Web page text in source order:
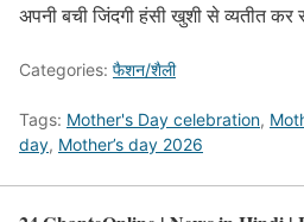
अपनी बची जिंदगी हंसी खुशी से व्यतीत
Categories: फैशन/शैली
Tags: Mother's Day celebration,
day, Mother’s day 2026